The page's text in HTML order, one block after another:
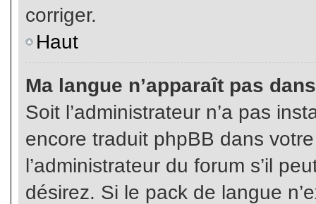
corriger.
Haut
Ma langue n’apparaît pas
Soit l’administrateur n’a pas
encore traduit phpBB dans
l’administrateur du forum s’il
désirez. Si le pack de langue